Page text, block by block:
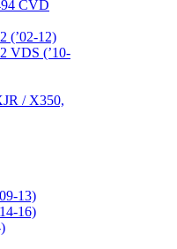
CVD
(’02-12)
VDS (’10-
/ X350,
13)
16)